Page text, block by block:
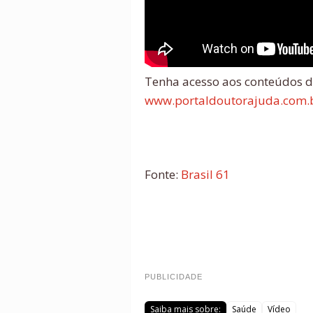
Tenha acesso aos conteúdos
Fonte: Brasil 61
PUBLICIDADE
Saiba mais sobre: Saúde Vídeo